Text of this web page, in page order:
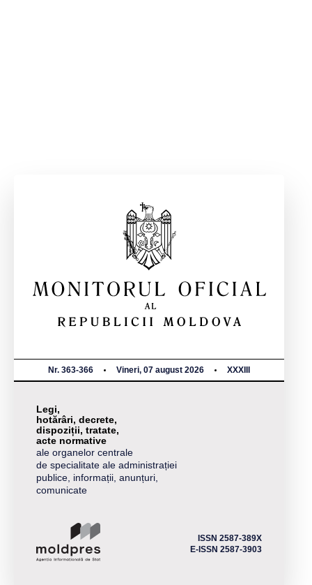
Nr. 363-366 Vineri, 07 august 2026 XXXIII
Legi,
hotărâri, decrete,
dispoziții, tratate,
acte normative
ale organelor centrale
de specialitate ale administrației
publice, informații, anunțuri,
comunicate
ISSN 2587-389X
E-ISSN 2587-3903